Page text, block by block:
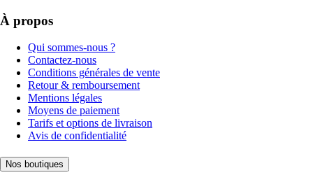
À propos
Qui sommes-nous ?
Contactez-nous
Conditions générales de vente
Retour & remboursement
Mentions légales
Moyens de paiement
Tarifs et options de livraison
Avis de confidentialité
Nos boutiques